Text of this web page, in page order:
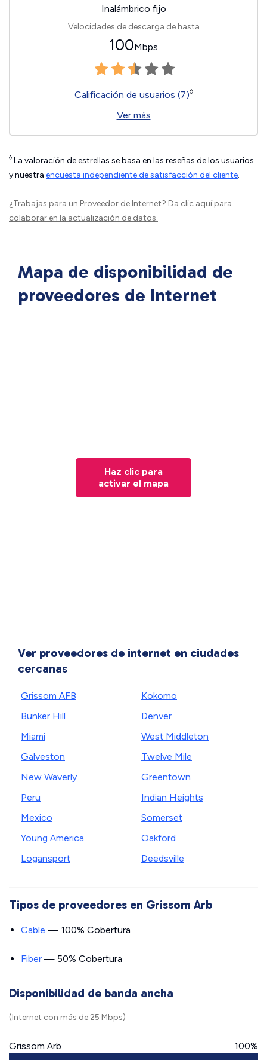
Inalámbrico fijo
Velocidades de descarga de hasta
100Mbps
Calificación de usuarios (7)◊
Ver más
◊ La valoración de estrellas se basa en las reseñas de los usuarios
y nuestra encuesta independiente de satisfacción del cliente.
¿Trabajas para un Proveedor de Internet? Da clic aquípara
colaborar en la actualización de datos.
Mapa de disponibilidad de
proveedores de Internet
Haz clic para
activar el mapa
Ver proveedores de internet en ciudades
cercanas
Grissom AFB
Bunker Hill
Miami
Galveston
New Waverly
Peru
Mexico
Young America
Logansport
Kokomo
Denver
West Middleton
Twelve Mile
Greentown
Indian Heights
Somerset
Oakford
Deedsville
Tipos de proveedores en Grissom Arb
Cable — 100% Cobertura
Fiber — 50% Cobertura
Disponibilidad de banda ancha
(Internet con más de 25 Mbps)
Grissom Arb 100%